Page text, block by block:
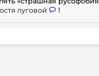
луговой 1